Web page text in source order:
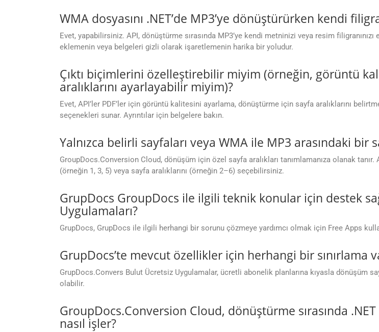
WMA dosyasını .NET’de MP3’ye dönüştürürken kendi
Evet, yapabilirsiniz. API, dönüştürme sırasında MP3’ye kendi metninizi veya resim
eklemenin veya belgeleri gizli olarak işaretlemenin harika bir yoludur.
Çıktı biçimlerini özelleştirebilir miyim (örneğin, görüntü
aralıklarını ayarlayabilir miyim)?
Evet, API’ler PDF’ler için görüntü kalitesini ayarlama, dönüştürme için sayfa aralıklarını
seçenekleri sunar. Ayrıntılar için belgelere bakın.
Yalnızca belirli sayfaları veya WMA ile MP3 arasındaki bir
GroupDocs.Conversion Cloud, dönüşüm için özel sayfa aralıkları tanımlamanıza olanak
(örneğin 1, 3, 5) veya sayfa aralıklarını (örneğin 2–6) seçebilirsiniz.
GrupDocs GroupDocs ile ilgili teknik konular için destek
Uygulamaları?
GrupDocs, GrupDocs ile ilgili herhangi bir sorunu çözmeye yardımcı olmak için Free Apps
GrupDocs’te mevcut özellikler için herhangi bir sınırlama
GrupDocs.Convers Bulut Ücretsiz Uygulamalar, ücretli abonelik planlarına kıyasla dönüşüm
olabilir.
GroupDocs.Conversion Cloud, dönüştürme sırasında
nasıl işler?